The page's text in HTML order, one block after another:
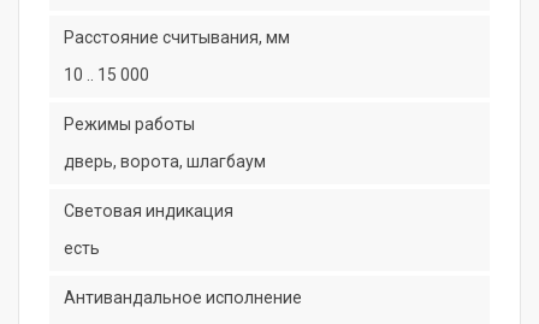
Расстояние считывания, мм
10 .. 15 000
Режимы работы
дверь, ворота, шлагбаум
Световая индикация
есть
Антивандальное исполнение